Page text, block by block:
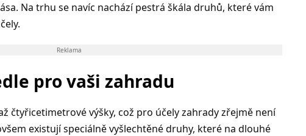
Na trhu se navíc nachází pestrá škála druhů, které vám
Reklama
pro vaši zahradu
čtyřicetimetrové výšky, což pro účely zahrady zřejmě není
existují speciálně vyšlechtěné druhy, které na dlouhé